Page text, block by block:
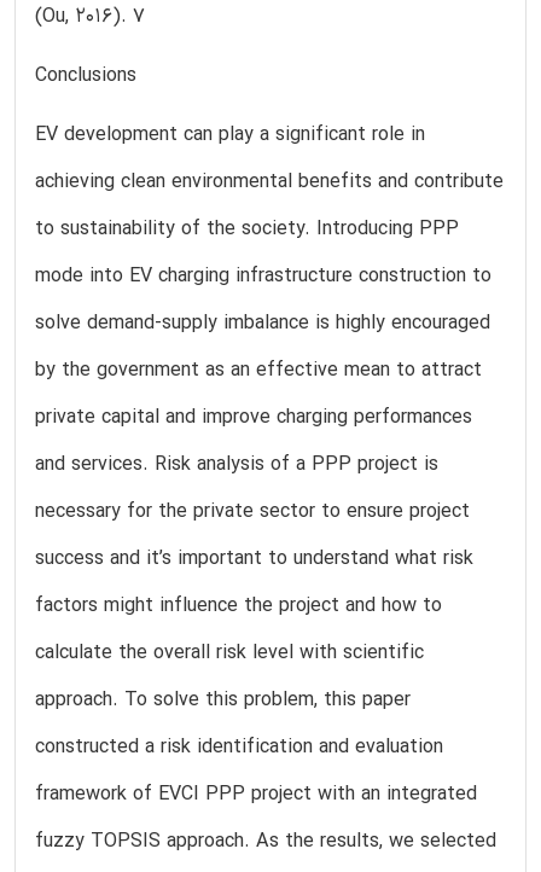
(Ou, 2016). 7
Conclusions
EV development can play a significant role in
achieving clean environmental benefits and contribute
to sustainability of the society. Introducing PPP
mode into EV charging infrastructure construction to
solve demand-supply imbalance is highly encouraged
by the government as an effective mean to attract
private capital and improve charging performances
and services. Risk analysis of a PPP project is
necessary for the private sector to ensure project
success and it’s important to understand what risk
factors might influence the project and how to
calculate the overall risk level with scientific
approach. To solve this problem, this paper
constructed a risk identification and evaluation
framework of EVCI PPP project with an integrated
fuzzy TOPSIS approach. As the results, we selected